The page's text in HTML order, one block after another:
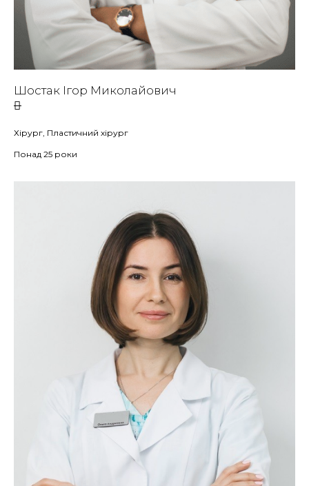
Шостак Ігор Миколайович
Хірург, Пластичний хірург
Понад 25 роки